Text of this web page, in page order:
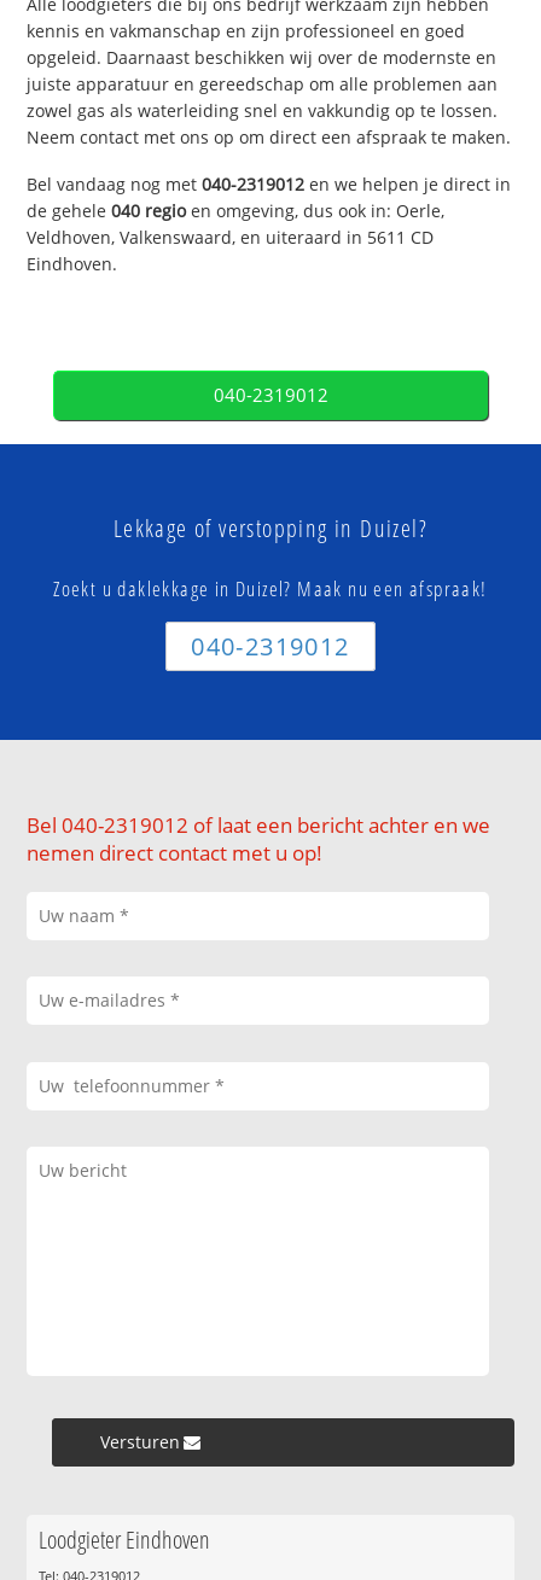
Alle loodgieters die bij ons bedrijf werkzaam zijn hebben
kennis en vakmanschap en zijn professioneel en goed
opgeleid. Daarnaast beschikken wij over de modernste en
juiste apparatuur en gereedschap om alle problemen aan
zowel gas als waterleiding snel en vakkundig op te lossen.
Neem contact met ons op om direct een afspraak te maken.
Bel vandaag nog met040-2319012 en we helpen je direct in
de gehele040 regioen omgeving, dus ook in: Oerle,
Veldhoven, Valkenswaard, en uiteraard in 5611 CD
Eindhoven.
040-2319012
Lekkage of verstopping in Duizel?
Zoekt u daklekkage in Duizel? Maak nu een afspraak!
040-2319012
Bel 040-2319012 of laat een bericht achter en we
nemen direct contact met u op!
Versturen »
Loodgieter Eindhoven
Tel: 040-2319012